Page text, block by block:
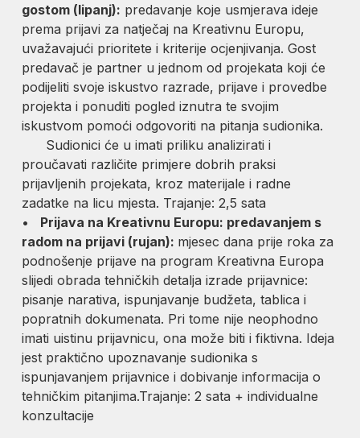
gostom (lipanj): predavanje koje usmjerava ideje
prema prijavi za natječaj na Kreativnu Europu,
uvažavajući prioritete i kriterije ocjenjivanja. Gost
predavač je partner u jednom od projekata koji će
podijeliti svoje iskustvo razrade, prijave i provedbe
projekta i ponuditi pogled iznutra te svojim
iskustvom pomoći odgovoriti na pitanja sudionika.
Sudionici će u imati priliku analizirati i
proučavati različite primjere dobrih praksi
prijavljenih projekata, kroz materijale i radne
zadatke na licu mjesta. Trajanje: 2,5 sata
•
Prijava na Kreativnu Europu: predavanjem s
radom na prijavi (rujan): mjesec dana prije roka za
podnošenje prijave na program Kreativna Europa
slijedi obrada tehničkih detalja izrade prijavnice:
pisanje narativa, ispunjavanje budžeta, tablica i
popratnih dokumenata. Pri tome nije neophodno
imati uistinu prijavnicu, ona može biti i fiktivna. Ideja
jest praktično upoznavanje sudionika s
ispunjavanjem prijavnice i dobivanje informacija o
tehničkim pitanjima.Trajanje: 2 sata + individualne
konzultacije